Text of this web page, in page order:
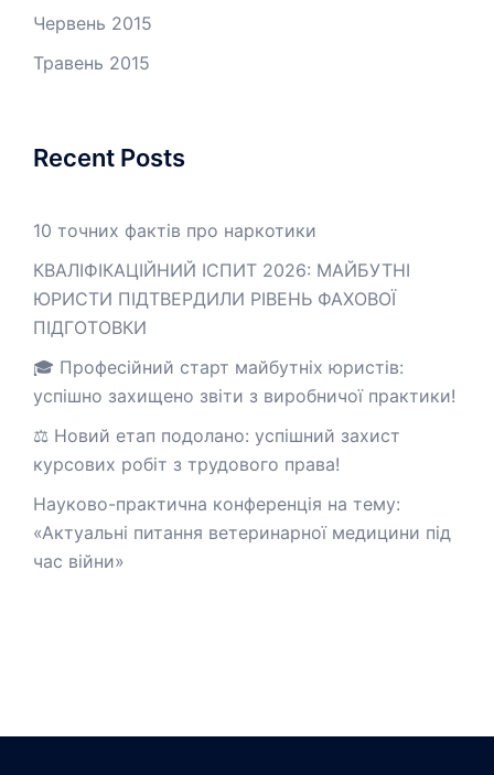
Червень 2015
Травень 2015
Recent Posts
10 точних фактів про наркотики
КВАЛІФІКАЦІЙНИЙ ІСПИТ 2026: МАЙБУТНІ
ЮРИСТИ ПІДТВЕРДИЛИ РІВЕНЬ ФАХОВОЇ
ПІДГОТОВКИ
🎓 Професійний старт майбутніх юристів:
успішно захищено звіти з виробничої практики!
⚖️ Новий етап подолано: успішний захист
курсових робіт з трудового права!
Науково-практична конференція на тему:
«Актуальні питання ветеринарної медицини під
час війни»